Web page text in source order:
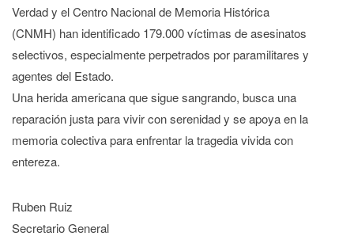
Verdad y el Centro Nacional de Memoria Histórica
(CNMH) han identificado 179.000 víctimas de asesinatos
selectivos, especialmente perpetrados por paramilitares y
agentes del Estado.
Una herida americana que sigue sangrando, busca una
reparación justa para vivir con serenidad y se apoya en la
memoria colectiva para enfrentar la tragedia vivida con
entereza.
Ruben Ruiz
Secretario General